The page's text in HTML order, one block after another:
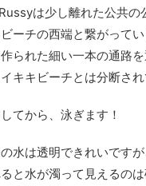
は少し離れた公共の
ーチの西端と繋がってい
られた細い一本の通路
キキビーチとは分断され
てから、泳ぎます！
水は透明できれいですが
と水が濁って見えるの